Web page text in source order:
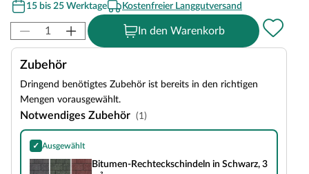
15 bis 25 Werktage
Kostenfreier Langgutversand
In den Warenkorb
Zubehör
Dringend benötigtes Zubehör ist bereits in den richtigen
Mengen vorausgewählt.
Notwendiges Zubehör (1)
✓ Ausgewählt
Bitumen-Rechteckschindeln in Schwarz, 3 m²
Bitumen-Rechteckschindeln in Schwarz, 3